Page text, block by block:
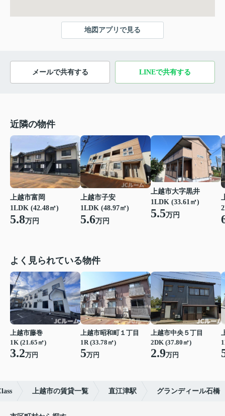
地図アプリで見る
メールで共有する LINEで共有する
近隣の物件
上越市富岡
1LDK (42.48㎡)
5.8万円
上越市子安
1LDK (48.97㎡)
5.6万円
上越市大字黒井
1LDK (33.61㎡)
5.5万円
よく見られている物件
上越市藤巻
1K (21.65㎡)
3.2万円
上越市昭和町１丁目
1R (33.78㎡)
5万円
上越市中央５丁目
2DK (37.80㎡)
2.9万円
上越市の賃貸一覧 直江津駅 グランディール石橋